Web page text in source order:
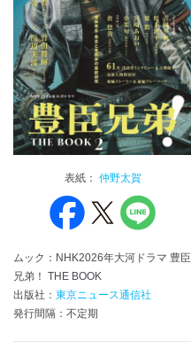
表紙： 仲野太賀
ムック：NHK2026年大河ドラマ 豊臣
兄弟！ THE BOOK
出版社： 東京ニュース通信社
発行間隔：不定期